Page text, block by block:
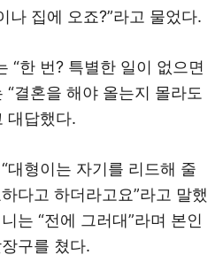
나 집에 오죠?”라고 물었다.
“한 번? 특별한 일이 없으면
“결혼을 해야 올는지 몰라도
대답했다.
대형이는 자기를 리드해 줄
다고 하더라고요”라고 말했
는 “전에 그러대”라며 본인
구를 쳤다.